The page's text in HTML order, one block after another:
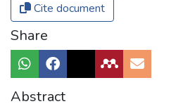
Cite document
Share
Abstract